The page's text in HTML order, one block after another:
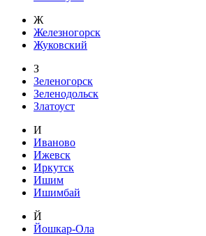
Ж
Железногорск
Жуковский
З
Зеленогорск
Зеленодольск
Златоуст
И
Иваново
Ижевск
Иркутск
Ишим
Ишимбай
Й
Йошкар-Ола